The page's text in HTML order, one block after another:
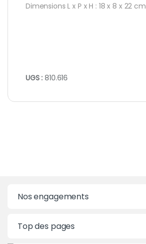
Dimensions L x P x H : 18 x 8 x 22 cm
UGS :810.616
Nos engagements
Top des pages